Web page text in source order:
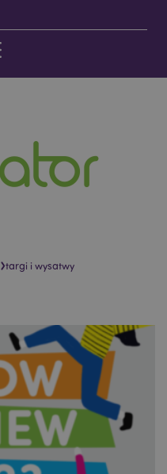
›targi i wysatwy